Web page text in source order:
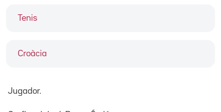
Tenis
Croàcia
Jugador.